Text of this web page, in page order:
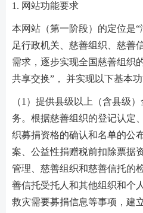
1. 网站功能要求
本网站（第一阶段）的定位是
足行政机关、慈善组织、慈善
需求，逐步实现全国慈善组织
共享交换”， 并实现以下基本
（1）提供县级以上（含县级
务。根据慈善组织的登记认定
织募捐资格的确认和名单的公
案、公益性捐赠税前扣除票据
管理、慈善组织和慈善信托的
善信托受托人和其他组织和个
救灾需要募捐信息等事项，建